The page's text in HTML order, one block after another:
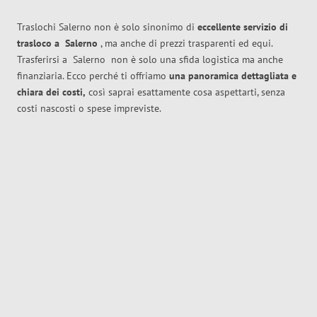
Traslochi Salerno non è solo sinonimo di eccellente servizio di
trasloco a Salerno , ma anche di prezzi trasparenti ed equi.
Trasferirsi a Salerno non è solo una sfida logistica ma anche
finanziaria. Ecco perché ti offriamo una panoramica dettagliata e
chiara dei costi, così saprai esattamente cosa aspettarti, senza
costi nascosti o spese impreviste.